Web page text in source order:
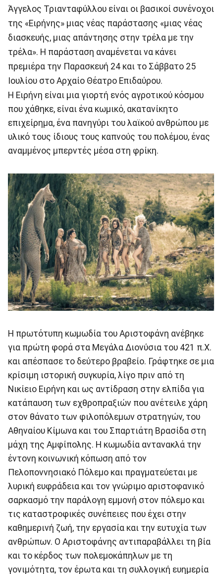
Άγγελος Τριανταφύλλου είναι οι βασικοί συνένοχοι
της «Ειρήνης» μιας νέας παράστασης «μιας νέας
διασκευής, μιας απάντησης στην τρέλα με την
τρέλα». Η παράσταση αναμένεται να κάνει
πρεμιέρα την Παρασκευή 24 και το Σάββατο 25
Ιουλίου στο Αρχαίο Θέατρο Επιδαύρου.
H Ειρήνη είναι μια γιορτή ενός αγροτικού κόσμου
που χάθηκε, είναι ένα κωμικό, ακατανίκητο
επιχείρημα, ένα πανηγύρι του λαϊκού ανθρώπου με
υλικό τους ίδιους τους καπνούς του πολέμου, ένας
αναμμένος μπερντές μέσα στη φρίκη.
Η πρωτότυπη κωμωδία του Αριστοφάνη ανέβηκε
για πρώτη φορά στα Μεγάλα Διονύσια του 421 π.Χ.
και απέσπασε το δεύτερο βραβείο. Γράφτηκε σε μια
κρίσιμη ιστορική συγκυρία, λίγο πριν από τη
Νικίειο Ειρήνη και ως αντίδραση στην ελπίδα για
κατάπαυση των εχθροπραξιών που ανέτειλε χάρη
στον θάνατο των φιλοπόλεμων στρατηγών, του
Αθηναίου Κίμωνα και του Σπαρτιάτη Βρασίδα στη
μάχη της Αμφίπολης. Η κωμωδία αντανακλά την
έντονη κοινωνική κόπωση από τον
Πελοποννησιακό Πόλεμο και πραγματεύεται με
λυρική ευφράδεια και τον γνώριμο αριστοφανικό
σαρκασμό την παράλογη εμμονή στον πόλεμο και
τις καταστροφικές συνέπειες που έχει στην
καθημερινή ζωή, την εργασία και την ευτυχία των
ανθρώπων. Ο Αριστοφάνης αντιπαραβάλλει τη βία
και το κέρδος των πολεμοκάπηλων με τη
γονιμότητα, τον έρωτα και τη συλλογική ευημερία